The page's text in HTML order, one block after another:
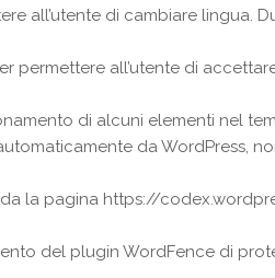
all’utente di cambiare lingua.
permettere all’utente di
di alcuni elementi nel
da WordPress,
la pagina https://
del plugin WordFence di